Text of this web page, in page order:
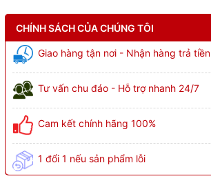
CHÍNH SÁCH CỦA CHÚNG TÔI
Giao hàng tận nơi - Nhận hàng trả tiền
Tư vấn chu đáo - Hỗ trợ nhanh 24/7
Cam kết chính hãng 100%
1 đổi 1 nếu sản phẩm lỗi